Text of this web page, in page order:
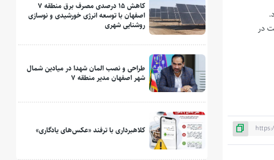
در
کاهش ۱۵ درصدی مصرف برق منطقه ۷
اصفهان با توسعه انرژی خورشیدی و نوسازی
روشنایی شهری
طراحی و نصب المان شهدا در میادین شمال
شهر اصفهان مدیر منطقه ۷
کلاهبرداری با ترفند «عکس‌های یادگاری»